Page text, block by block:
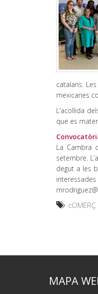
catalans.
mexicanes
L’acollida
que es
La Cambra
setembre.
degut a les
cOMERÇ
MAPA